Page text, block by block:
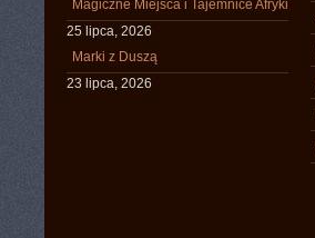
Magiczne Miejsca i Tajemnice Afryki
25 lipca, 2026
Marki z Duszą
23 lipca, 2026